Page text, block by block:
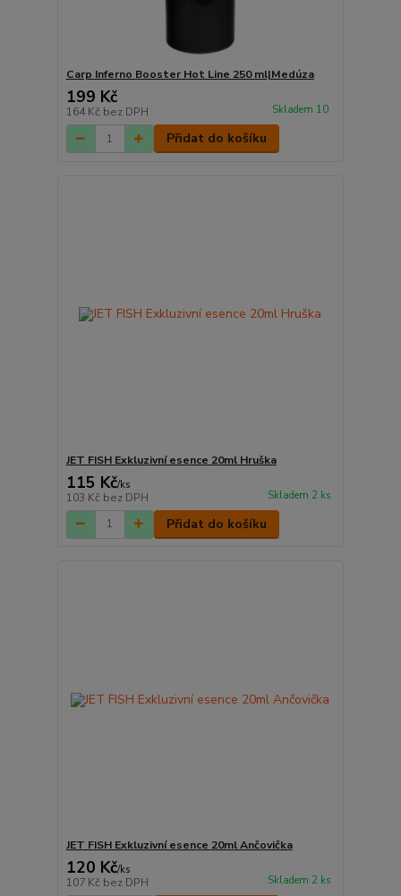
Carp Inferno Booster Hot Line 250 ml|Medúza
199 Kč
164 Kč bez DPH Skladem 10
Přidat do košíku
JET FISH Exkluzivní esence 20ml Hruška
115 Kč/ks
103 Kč bez DPH Skladem 2 ks
Přidat do košíku
JET FISH Exkluzivní esence 20ml Ančovička
120 Kč/ks
107 Kč bez DPH Skladem 2 ks